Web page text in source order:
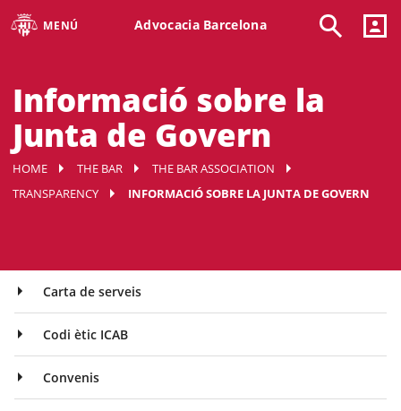
MENÚ Advocacia Barcelona
Informació sobre la
Junta de Govern
HOME THE BAR
THE BAR ASSOCIATION
TRANSPARENCY
INFORMACIÓ SOBRE LA JUNTA DE GOVERN
Carta de serveis
Codi ètic ICAB
Convenis